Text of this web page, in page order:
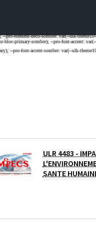
ULR 4483 -
SANTE